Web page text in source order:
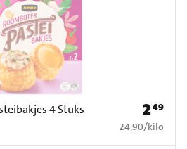
4 Stuks Prijs: €
249
€ 24,90 per kilo
24,90/kilo